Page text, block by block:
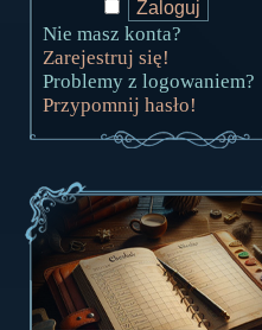
Nie masz konta?
Zarejestruj się!
Problemy z logowaniem?
Przypomnij hasło!